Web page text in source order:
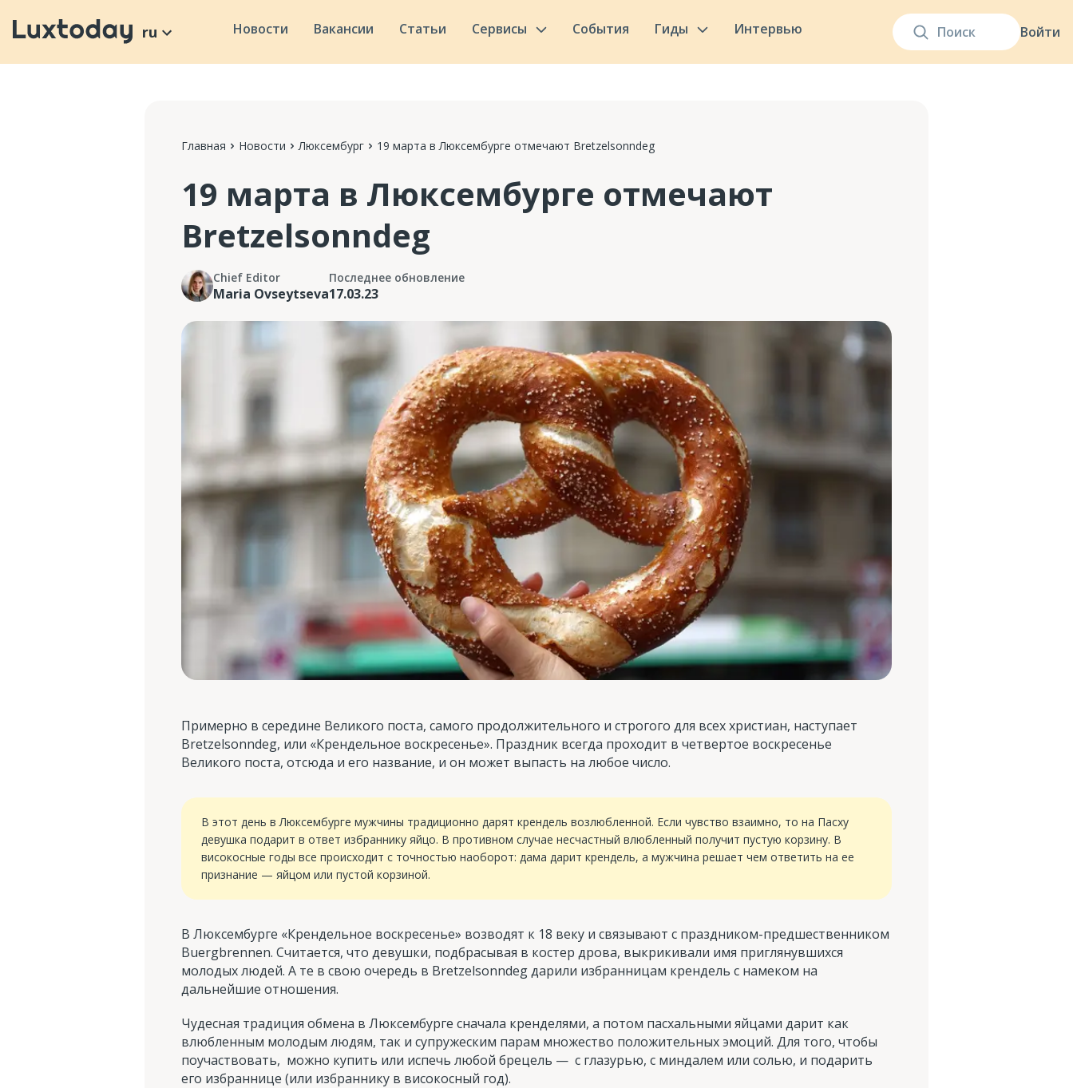
Войти
ru Новости Вакансии Статьи Сервисы События Гиды Интервью
Главная Новости Люксембург 19 марта в Люксембурге отмечают Bretzelsonndeg
19 марта в Люксембурге отмечают
Bretzelsonndeg
Chief Editor
Maria Ovseytseva
Последнее обновление
17.03.23
Примерно в середине Великого поста, самого продолжительного и строгого для всех христиан, наступает
Bretzelsonndeg, или «Крендельное воскресенье». Праздник всегда проходит в четвертое воскресенье
Великого поста, отсюда и его название, и он может выпасть на любое число.
В этот день в Люксембурге мужчины традиционно дарят крендель возлюбленной. Если чувство взаимно, то на Пасху
девушка подарит в ответ избраннику яйцо. В противном случае несчастный влюбленный получит пустую корзину. В
високосные годы все происходит с точностью наоборот: дама дарит крендель, а мужчина решает чем ответить на ее
признание — яйцом или пустой корзиной.
В Люксембурге «Крендельное воскресенье» возводят к 18 веку и связывают с праздником-предшественником
Buergbrennen. Считается, что девушки, подбрасывая в костер дрова, выкрикивали имя приглянувшихся
молодых людей. А те в свою очередь в Bretzelsonndeg дарили избранницам крендель с намеком на
дальнейшие отношения.
Чудесная традиция обмена в Люксембурге сначала кренделями, а потом пасхальными яйцами дарит как
влюбленным молодым людям, так и супружеским парам множество положительных эмоций. Для того, чтобы
поучаствовать, можно купить или испечь любой брецель — с глазурью, с миндалем или солью, и подарить
его избраннице (или избраннику в високосный год).